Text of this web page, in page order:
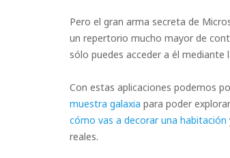
Pero el gran arma secreta de
un repertorio mucho mayor de
sólo puedes acceder a él
Con estas aplicaciones podemos
muestra galaxia para poder
cómo vas a decorar una habitación
reales.